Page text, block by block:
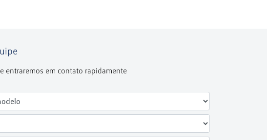
entraremos em contato rapidamente